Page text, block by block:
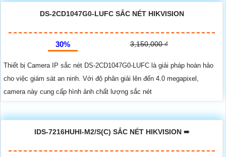
DS-2CD1047G0-LUFC SẮC NÉT HIKVISION
30% 3,150,000 ₫
Thiết bị Camera IP sắc nét DS-2CD1047G0-LUFC là giải pháp hoàn hảo
cho việc giám sát an ninh. Với độ phân giải lên đến 4.0 megapixel,
camera này cung cấp hình ảnh chất lượng sắc nét
IDS-7216HUHI-M2/S(C) SẮC NÉT HIKVISION ➠